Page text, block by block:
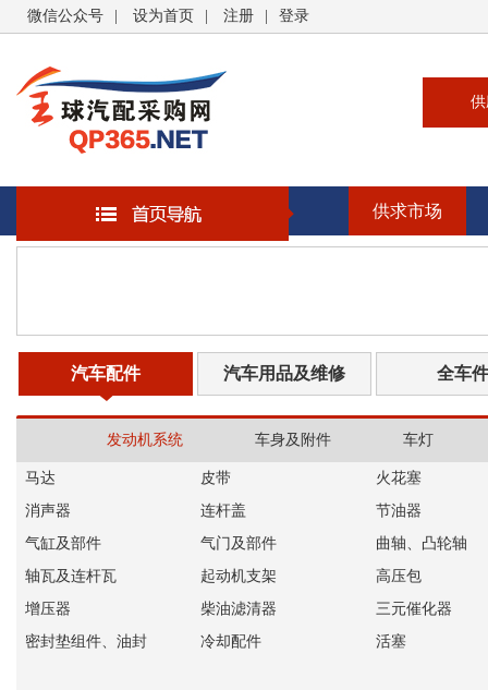
微信公众号 设为首页 注册 登录
供求市场
汽车配件 汽车用品及维修 全车件
发动机系统 车身及附件 车灯
马达 皮带
火花塞
消声器
连杆盖
节油器
气缸及部件
气门及部件
曲轴、凸轮轴
轴瓦及连杆瓦
起动机支架
高压包
增压器
柴油滤清器
三元催化器
密封垫组件、油封
冷却配件 活塞